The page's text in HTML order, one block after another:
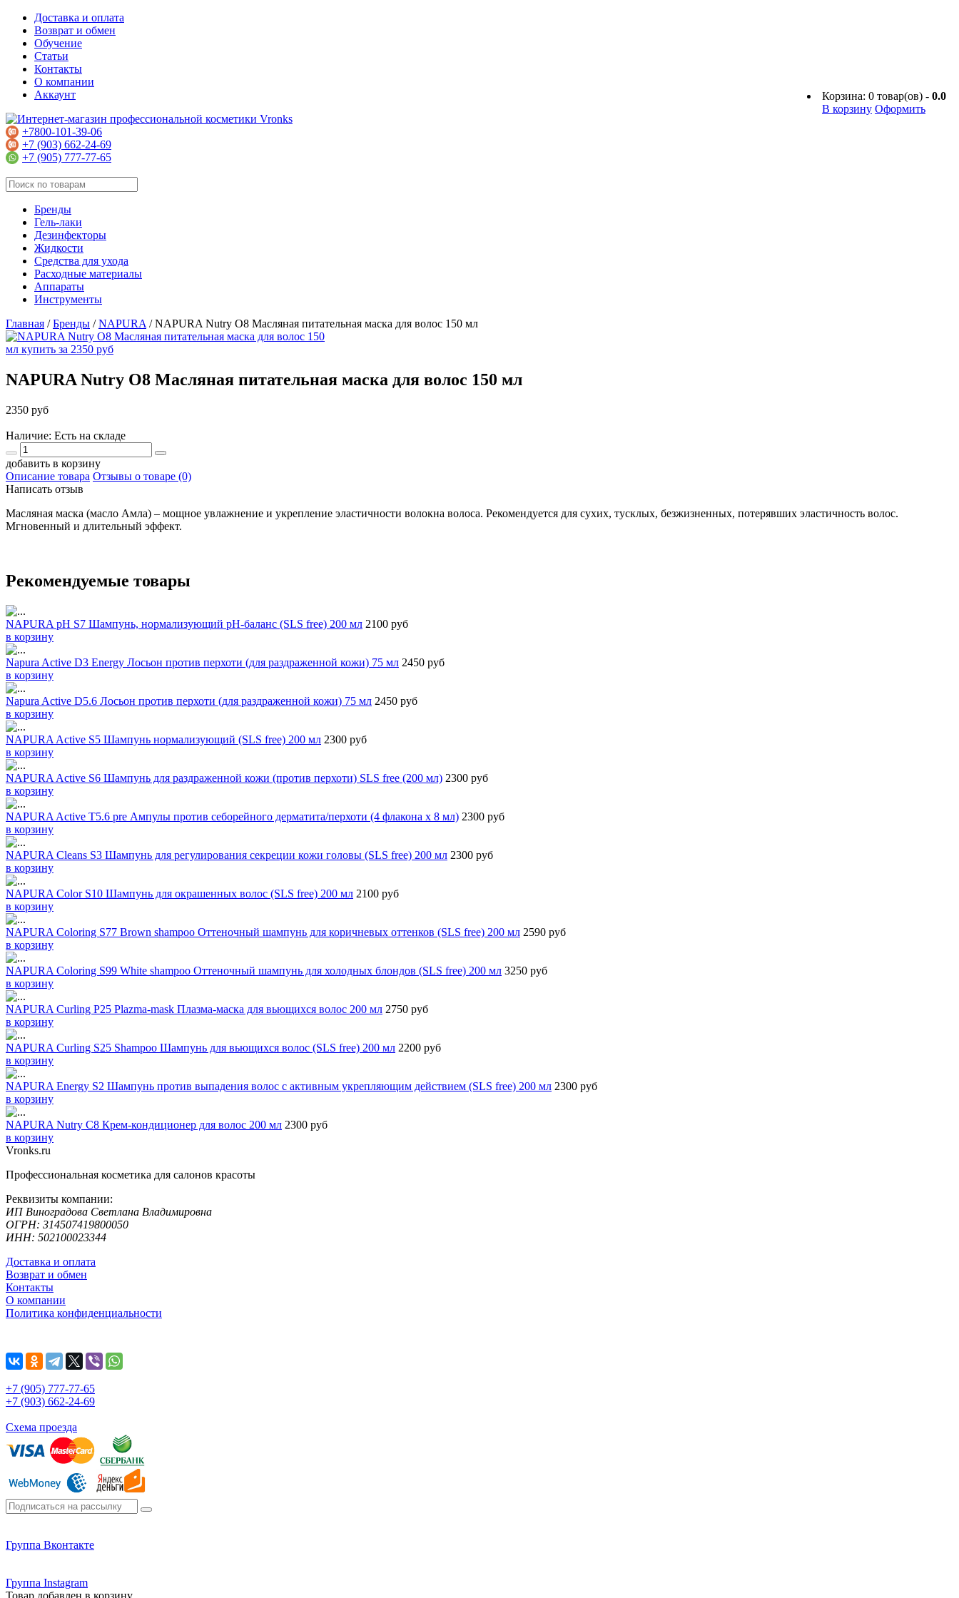
Доставка и оплата
Возврат и обмен
Обучение
Статьи
Контакты
О компании
Корзина: 0 товар(ов) - 0.0
В корзину Оформить
Аккаунт
+7800-101-39-06
+7 (903) 662-24-69
+7 (905) 777-77-65
Бренды
Гель-лаки
Дезинфекторы
Жидкости
Средства для ухода
Расходные материалы
Аппараты
Инструменты
Главная /Бренды /NAPURA /NAPURA Nutry O8 Масляная питательная маска для волос 150 мл
NAPURA Nutry O8 Масляная питательная маска для волос 150 мл
2350 руб
Наличие: Есть на складе
добавить в корзину
Описание товара Отзывы о товаре (0)
Написать отзыв
Масляная маска (масло Амла) – мощное увлажнение и укрепление эластичности волокна волоса. Рекомендуется для сухих, тусклых, безжизненных, потерявших эластичность волос.
Мгновенный и длительный эффект.
Рекомендуемые товары
NAPURA pH S7 Шампунь, нормализующий рН-баланс (SLS free) 200 мл 2100 руб
в корзину
Napura Active D3 Energy Лосьон против перхоти (для раздраженной кожи) 75 мл 2450 руб
в корзину
Napura Active D5.6 Лосьон против перхоти (для раздраженной кожи) 75 мл 2450 руб
в корзину
NAPURA Active S5 Шампунь нормализующий (SLS free) 200 мл 2300 руб
в корзину
NAPURA Active S6 Шампунь для раздраженной кожи (против перхоти) SLS free (200 мл) 2300 руб
в корзину
NAPURA Active T5.6 pre Ампулы против себорейного дерматита/перхоти (4 флакона х 8 мл) 2300 руб
в корзину
NAPURA Cleans S3 Шампунь для регулирования секреции кожи головы (SLS free) 200 мл 2300 руб
в корзину
NAPURA Color S10 Шампунь для окрашенных волос (SLS free) 200 мл 2100 руб
в корзину
NAPURA Coloring S77 Brown shampoo Оттеночный шампунь для коричневых оттенков (SLS free) 200 мл 2590 руб
в корзину
NAPURA Coloring S99 White shampoo Оттеночный шампунь для холодных блондов (SLS free) 200 мл 3250 руб
в корзину
NAPURA Curling P25 Plazma-mask Плазма-маска для вьющихся волос 200 мл 2750 руб
в корзину
NAPURA Curling S25 Shampoo Шампунь для вьющихся волос (SLS free) 200 мл 2200 руб
в корзину
NAPURA Energy S2 Шампунь против выпадения волос с активным укрепляющим действием (SLS free) 200 мл 2300 руб
в корзину
NAPURA Nutry C8 Крем-кондиционер для волос 200 мл 2300 руб
в корзину
Vronks.ru
Профессиональная косметика для салонов красоты
Реквизиты компании:
ИП Виноградова Светлана Владимировна
ОГРН: 314507419800050
ИНН: 502100023344
Доставка и оплата
Возврат и обмен
Контакты
О компании
Политика конфиденциальности
+7 (905) 777-77-65
+7 (903) 662-24-69
Схема проезда
Группа Вконтакте
Группа Instagram
Товар добавлен в корзину